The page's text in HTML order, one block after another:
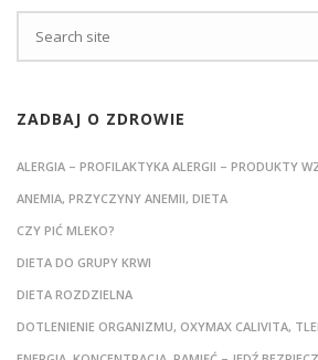
ZADBAJ O ZDROWIE
ALERGIA – PROFILAKTYKA ALERGII – PRODUKTY
ANEMIA, PRZYCZYNY ANEMII, DIETA
CZY PIĆ MLEKO?
DIETA DO GRUPY KRWI
DIETA ROZDZIELNA
DOTLENIENIE ORGANIZMU, OXYMAX CALIVITA,